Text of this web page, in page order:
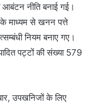
नीति बनाई गई।
के माध्यम से खनन पत्ते
नियम बनाए गए।
पट्टों की संख्या 579
उपखनिजों के लिए